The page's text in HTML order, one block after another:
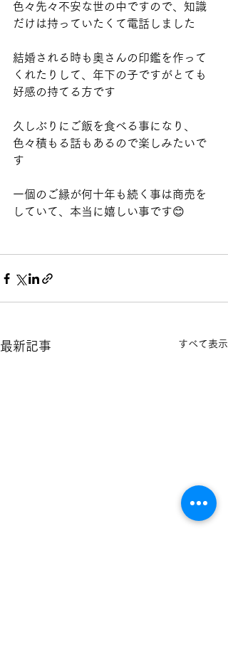
色々先々不安な世の中ですので、知識
だけは持っていたくて電話しました
結婚される時も奥さんの印鑑を作って
くれたりして、年下の子ですがとても
好感の持てる方です
久しぶりにご飯を食べる事になり、
色々積もる話もあるので楽しみたいで
す
一個のご縁が何十年も続く事は商売を
していて、本当に嬉しい事です😊
最新記事 すべて表示